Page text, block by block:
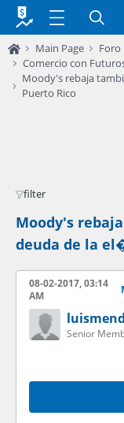
Main Page
Foro
Comercio con
Moody's rebaja
Puerto Rico
filter
Moody's
deuda de la
08-02-2017, 03:14
AM
Senior